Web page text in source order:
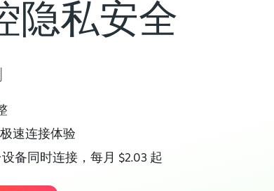
隐私安全
速连接体验
备同时连接，每月 $2.03起